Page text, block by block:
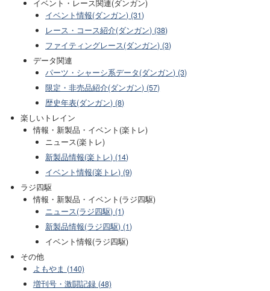
イベント・レース関連(ダンガン)
イベント情報(ダンガン) (31)
レース・コース紹介(ダンガン) (38)
ファイティングレース(ダンガン) (3)
データ関連
パーツ・シャーシ系データ(ダンガン) (3)
限定・非売品紹介(ダンガン) (57)
歴史年表(ダンガン) (8)
楽しいトレイン
情報・新製品・イベント(楽トレ)
ニュース(楽トレ)
新製品情報(楽トレ) (14)
イベント情報(楽トレ) (9)
ラジ四駆
情報・新製品・イベント(ラジ四駆)
ニュース(ラジ四駆) (1)
新製品情報(ラジ四駆) (1)
イベント情報(ラジ四駆)
その他
よもやま (140)
増刊号・激闘記録 (48)